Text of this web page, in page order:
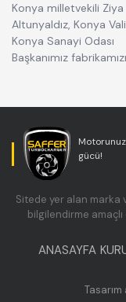
Konya milletvekili Ziya
Altunyaldız, Konya
Konya Sanayi Odası
Başkanımız
gücü!
Sitede yer alan marka
bilgilendirme
ANASAYFA